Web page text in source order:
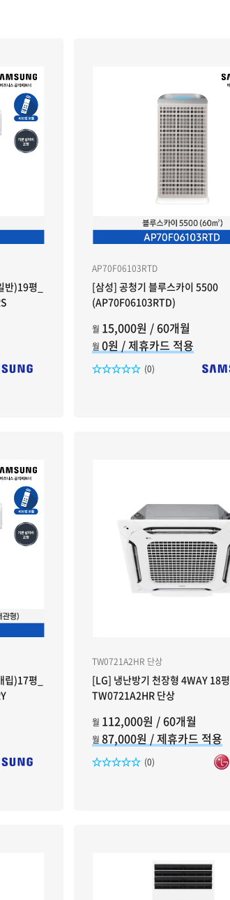
)19평_
AP70F06103RTD
[삼성] 공청기 블루스카이 5500
(AP70F06103RTD)
월 15,000원 / 60개월
월 0원 / 제휴카드 적용
(0)
)17평_
TW0721A2HR 단상
[LG] 냉난방기 천장형 4WAY 18평
TW0721A2HR 단상
월 112,000원 / 60개월
월 87,000원 / 제휴카드 적용
(0)